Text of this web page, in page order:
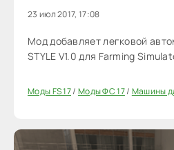
23 июл 2017, 17:08
Мод добавляет легковой
STYLE V1.0 для Farming
Моды FS 17/ Моды ФС 17/ Машины